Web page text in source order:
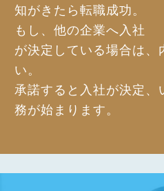
知がきたら転職成功。
もし、他の企業へ入社
が決定している場合は、
い。
承諾すると入社が決定、
務が始まります。